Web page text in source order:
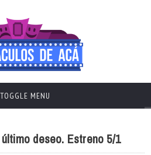
TOGGLE MENU
deseo. Estreno 5/1